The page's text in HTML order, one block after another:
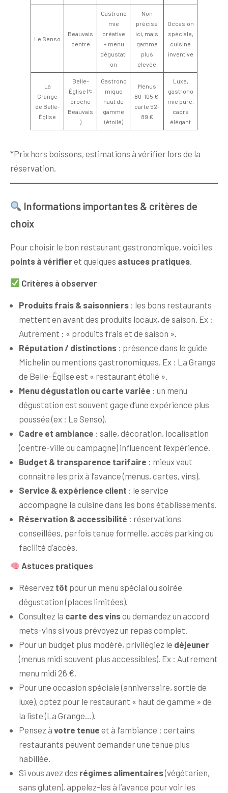
Le Senso
Beauvais
centre
Gastrono
mie
créative
+ menu
dégustati
on
Non
précisé
ici, mais
gamme
plus
élevée
Occasion
spéciale,
cuisine
inventive
La
Grange
de Belle-
Église
Belle-
Église (≈
proche
Beauvais
)
Gastrono
mique
haut de
gamme
(étoilé)
Menus
80-105 €,
carte 52-
89 €
Luxe,
gastrono
mie pure,
cadre
élégant
*Prix hors boissons, estimations à vérifier lors de la
réservation.
Informations importantes & critères de
choix
Pour choisir le bon restaurant gastronomique, voici les
points à vérifieret quelques astuces pratiques
Critères à observer
Produits frais & saisonniers : les bons restaurants
mettent en avant des produits locaux, de saison. Ex :
Autrement : « produits frais et de saison ».
Réputation / distinctions : présence dans le guide
Michelin ou mentions gastronomiques. Ex : La Grange
de Belle-Église est « restaurant étoilé ».
Menu dégustation ou carte variée : un menu
dégustation est souvent gage d’une expérience plus
poussée (ex : Le Senso).
Cadre et ambiance : salle, décoration, localisation
(centre-ville ou campagne) influencent l’expérience.
Budget & transparence tarifaire : mieux vaut
connaître les prix à l’avance (menus, cartes, vins).
Service & expérience client : le service
accompagne la cuisine dans les bons établissements.
Réservation & accessibilité : réservations
conseillées, parfois tenue formelle, accès parking ou
facilité d’accès.
Astuces pratiques
Réservez tôt pour un menu spécial ou soirée
dégustation (places limitées).
Consultez la carte des vinsou demandez un accord
mets-vins si vous prévoyez un repas complet.
Pour un budget plus modéré, privilégiez le déjeuner
(menus midi souvent plus accessibles). Ex : Autrement
menu midi 26 €.
Pour une occasion spéciale (anniversaire, sortie de
luxe), optez pour le restaurant « haut de gamme » de
la liste (La Grange…).
Pensez à votre tenue et à l’ambiance : certains
restaurants peuvent demander une tenue plus
habillée.
Si vous avez des régimes alimentaires(végétarien,
sans gluten), appelez-les à l’avance pour voir les